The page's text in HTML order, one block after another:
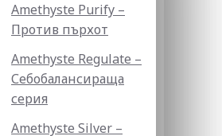
Amethyste Purify –
Против пърхот
Amethyste Regulate –
Себобалансираща
серия
Amethyste Silver –